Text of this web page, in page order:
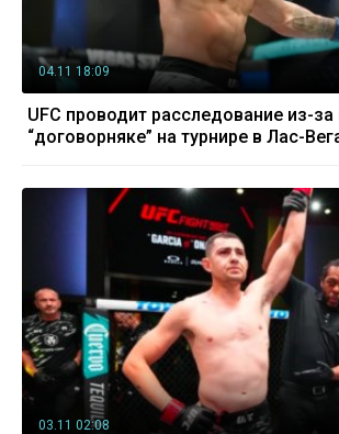
04.11 18:09
UFC проводит расследование из-
“договорняке” на турнире в Лас-
03.11 02:08